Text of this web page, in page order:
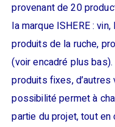
provenant de 20
la marque ISHERE :
produits de la ruche,
(voir encadré plus
produits fixes,
possibilité permet à
partie du projet, tout